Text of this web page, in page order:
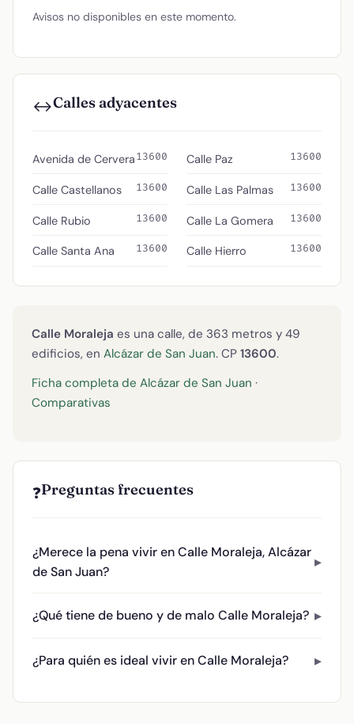
Avisos no disponibles en este momento.
↔️Calles adyacentes
Avenida de Cervera13600
Calle Castellanos 13600
Calle Rubio 13600
Calle Santa Ana 13600
Calle Paz 13600
Calle Las Palmas 13600
Calle La Gomera 13600
Calle Hierro 13600
Calle Moraleja es una calle, de 363 metros y 49
edificios, en Alcázar de San Juan. CP 13600.
Ficha completa de Alcázar de San Juan ·
Comparativas
❓Preguntas frecuentes
¿Merece la pena vivir en Calle Moraleja, Alcázar
de San Juan?
¿Qué tiene de bueno y de malo Calle Moraleja?
¿Para quién es ideal vivir en Calle Moraleja?